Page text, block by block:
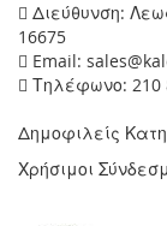
Διεύθυνση:
16675
Email:
Τηλέφωνο: 210
Δημοφιλείς
Χρήσιμοι